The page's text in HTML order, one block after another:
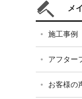
メ
施工事例
アフター
お客様の